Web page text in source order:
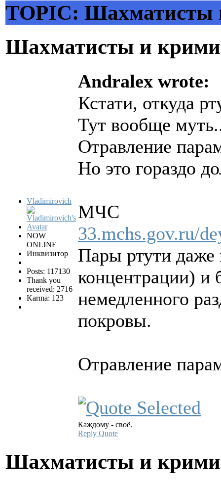
TOPIC: Шахматисты
Шахматисты и
Vladimirovich
NOW
ONLINE
Инквизитор
Posts: 117130
Thank you
received: 2716
Karma: 123
Andralex wrote:
Кстати, откуда
Тут вообще
Отравление
Но это гораздо
МЧС
33.mchs.gov.ru/
Пары ртути даже
концентрации) и
немедленного
покровы.
Отравление
Каждому - своё.
Reply Quote
Шахматисты и